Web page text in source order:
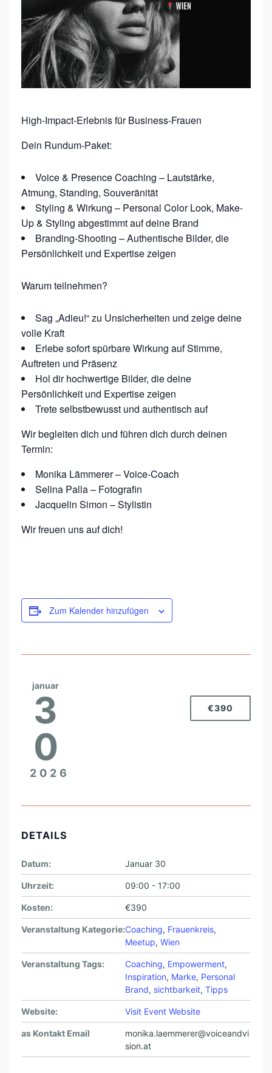
B
A
R
K
E
T
F
R
B
U
S
I
E
S
-
F
R
A
E
N
High-Impact-Erlebnis für Business-Frauen
Dein Rundum-Paket:
Voice & Presence Coaching – Lautstärke,
Atmung, Standing, Souveränität
Styling & Wirkung – Personal Color Look, Make-
Up & Styling abgestimmt auf deine Brand
Branding-Shooting – Authentische Bilder, die
Persönlichkeit und Expertise zeigen
Warum teilnehmen?
Sag „Adieu!“ zu Unsicherheiten und zeige deine
volle Kraft
Erlebe sofort spürbare Wirkung auf Stimme,
Auftreten und Präsenz
Hol dir hochwertige Bilder, die deine
Persönlichkeit und Expertise zeigen
Trete selbstbewusst und authentisch auf
Wir begleiten dich und führen dich durch deinen
Termin:
Monika Lämmerer – Voice-Coach
Selina Palla – Fotografin
Jacquelin Simon – Stylistin
Wir freuen uns auf dich!
Zum Kalender hinzufügen
januar
3
0
2026
€390
DETAILS
Datum: Januar 30
Uhrzeit: 09:00 - 17:00
Kosten: €390
Veranstaltung Kategorie:Coaching, Frauenkreis,
Meetup, Wien
Veranstaltung Tags: Coaching, Empowerment,
Inspiration, Marke, Personal
Brand, sichtbarkeit, Tipps
Website: Visit Event Website
as Kontakt Email
monika.laemmerer@voiceandvi
sion.at